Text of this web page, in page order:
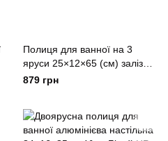
Полиця для ванної на 3
яруси 25×12×65 (см) залізна
Хром Yiwu
879 грн